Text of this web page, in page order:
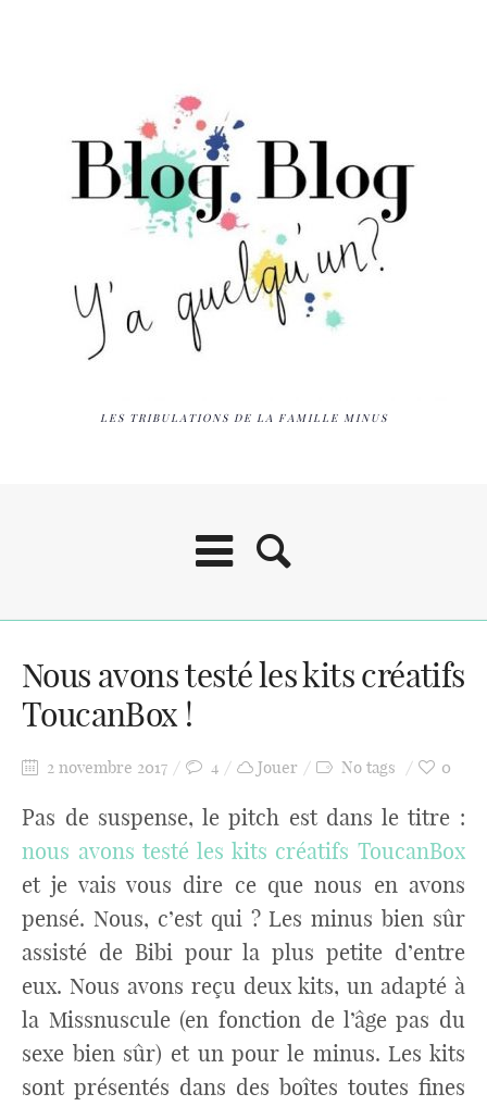
LES TRIBULATIONS DE LA FAMILLE MINUS
Nous avons testé les kits créatifs
ToucanBox !
2 novembre 2017 4 Jouer No tags 0
Pas de suspense, le pitch est dans le titre :
nous avons testé les kits créatifs ToucanBox
et je vais vous dire ce que nous en avons
pensé. Nous, c’est qui ? Les minus bien sûr
assisté de Bibi pour la plus petite d’entre
eux. Nous avons reçu deux kits, un adapté à
la Missnuscule (en fonction de l’âge pas du
sexe bien sûr) et un pour le minus. Les kits
sont présentés dans des boîtes toutes fines